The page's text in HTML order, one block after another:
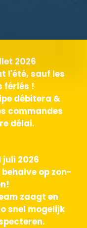
2026
l'été, sauf les
fériés !
débitera &
commandes
délai.
juli 2026
op zon-
zaagt en
snel mogelijk